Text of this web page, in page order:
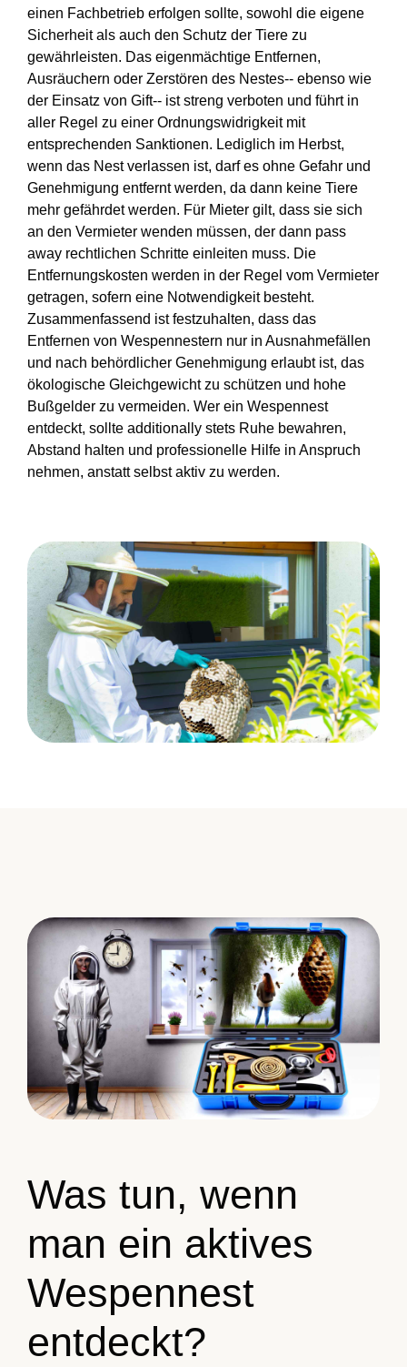
einen Fachbetrieb erfolgen sollte, sowohl die eigene
Sicherheit als auch den Schutz der Tiere zu
gewährleisten. Das eigenmächtige Entfernen,
Ausräuchern oder Zerstören des Nestes-- ebenso wie
der Einsatz von Gift-- ist streng verboten und führt in
aller Regel zu einer Ordnungswidrigkeit mit
entsprechenden Sanktionen. Lediglich im Herbst,
wenn das Nest verlassen ist, darf es ohne Gefahr und
Genehmigung entfernt werden, da dann keine Tiere
mehr gefährdet werden. Für Mieter gilt, dass sie sich
an den Vermieter wenden müssen, der dann pass
away rechtlichen Schritte einleiten muss. Die
Entfernungskosten werden in der Regel vom Vermieter
getragen, sofern eine Notwendigkeit besteht.
Zusammenfassend ist festzuhalten, dass das
Entfernen von Wespennestern nur in Ausnahmefällen
und nach behördlicher Genehmigung erlaubt ist, das
ökologische Gleichgewicht zu schützen und hohe
Bußgelder zu vermeiden. Wer ein Wespennest
entdeckt, sollte additionally stets Ruhe bewahren,
Abstand halten und professionelle Hilfe in Anspruch
nehmen, anstatt selbst aktiv zu werden.
Was tun, wenn
man ein aktives
Wespennest
entdeckt?